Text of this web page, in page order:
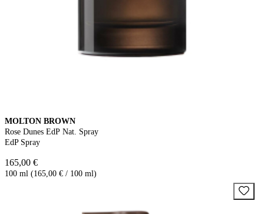
MOLTON BROWN
Rose Dunes EdP Nat. Spray
EdP Spray
165,00 €
100 ml (165,00 € / 100 ml)